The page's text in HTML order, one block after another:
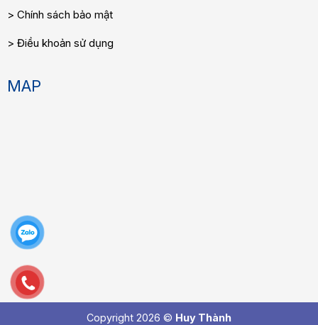
Chính sách bảo mật
Điều khoản sử dụng
MAP
Copyright 2026 © Huy Thành